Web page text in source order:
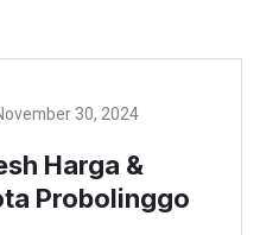
30, 2024
Harga &
Probolinggo